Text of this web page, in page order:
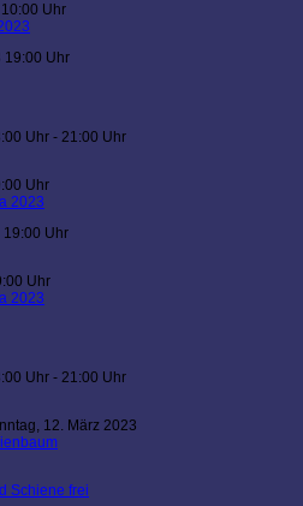
Uhr
19:00 Uhr
Uhr - 21:00 Uhr
Uhr
2023
19:00 Uhr
Uhr
2023
Uhr - 21:00 Uhr
12. März 2023
Schiene frei